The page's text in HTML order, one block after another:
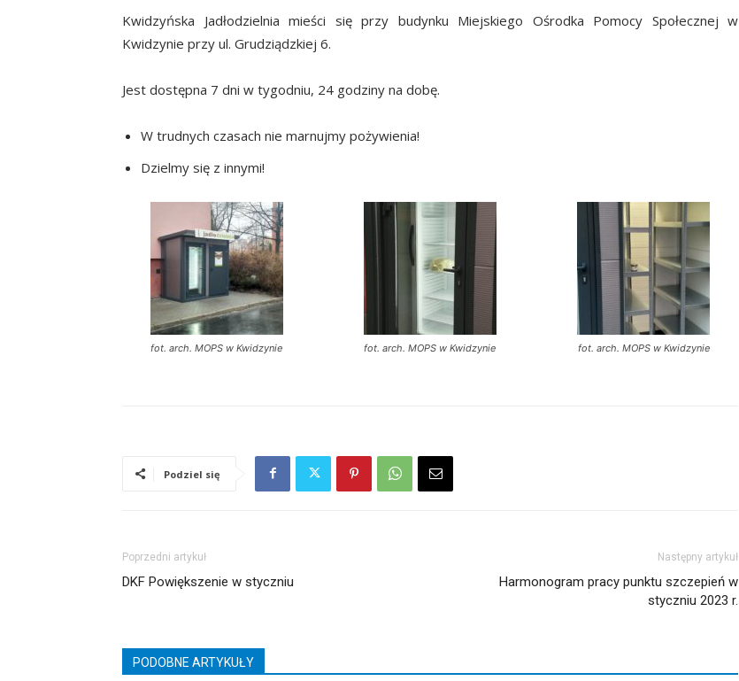
Kwidzyńska Jadłodzielnia mieści się przy budynku Miejskiego Ośrodka Pomocy Społecznej w
Kwidzynie przy ul. Grudziądzkiej 6.
Jest dostępna 7 dni w tygodniu, 24 godziny na dobę.
W trudnych czasach nie marnujmy pożywienia!
Dzielmy się z innymi!
fot. arch. MOPS w Kwidzynie fot. arch. MOPS w Kwidzynie fot. arch. MOPS w Kwidzynie
Podziel się
Poprzedni artykuł
DKF Powiększenie w styczniu
Następny artykuł
Harmonogram pracy punktu szczepień w
styczniu 2023 r.
PODOBNE ARTYKUŁY